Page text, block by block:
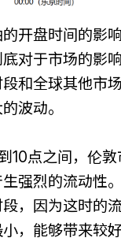
开盘时间的影
对于市场的影
和全球其他市
波动。
10点之间，伦
强烈的流动性
，因为这时的
，能够带来较